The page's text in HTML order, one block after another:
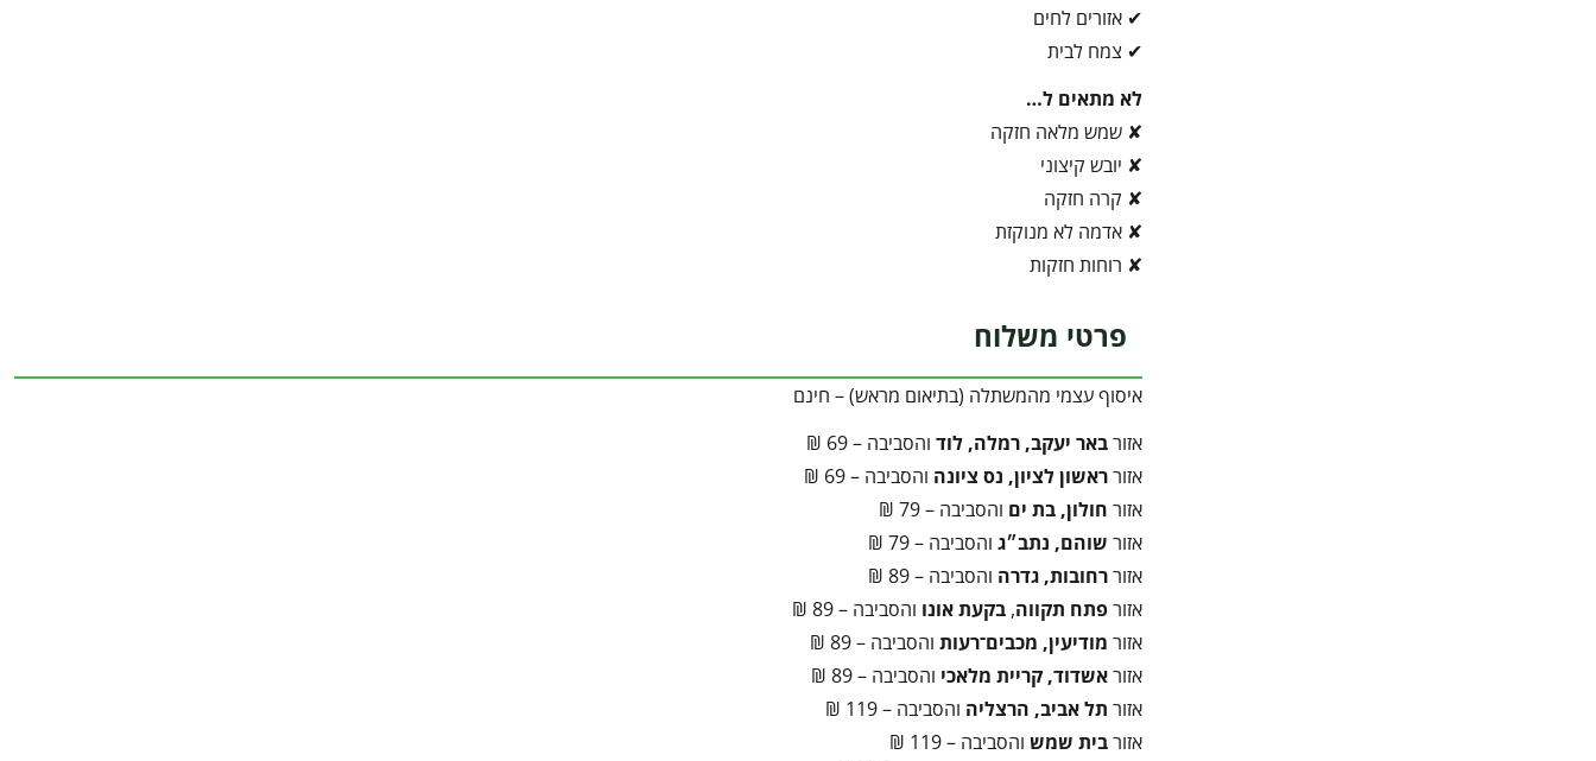
✔ אזורים לחים
✔ צמח לבית
לא מתאים ל…
✘ שמש מלאה חזקה
✘ יובש קיצוני
✘ קרה חזקה
✘ אדמה לא מנוקזת
✘ רוחות חזקות
פרטי משלוח
איסוף עצמי מהמשתלה (בתיאום מראש) – חינם
אזורבאר יעקב, רמלה, לודוהסביבה – 69 ₪
אזורראשון לציון, נס ציונה והסביבה – 69 ₪
אזור חולון, בת ים והסביבה – 79 ₪
אזור שוהם, נתב״גוהסביבה – 79 ₪
אזוררחובות, גדרה והסביבה – 89 ₪
אזורפתח תקווה, בקעת אונו והסביבה – 89 ₪
אזור מודיעין, מכבים־רעותוהסביבה – 89 ₪
אזוראשדוד, קריית מלאכי והסביבה – 89 ₪
אזור תל אביב, הרצליה והסביבה – 119 ₪
אזורבית שמשוהסביבה – 119 ₪